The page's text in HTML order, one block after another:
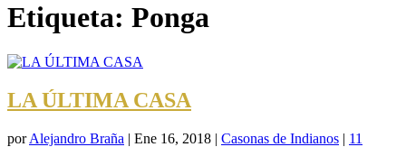
Etiqueta: Ponga
LA ÚLTIMA CASA
porAlejandro Braña | Ene 16, 2018 | Casonas de Indianos | 11